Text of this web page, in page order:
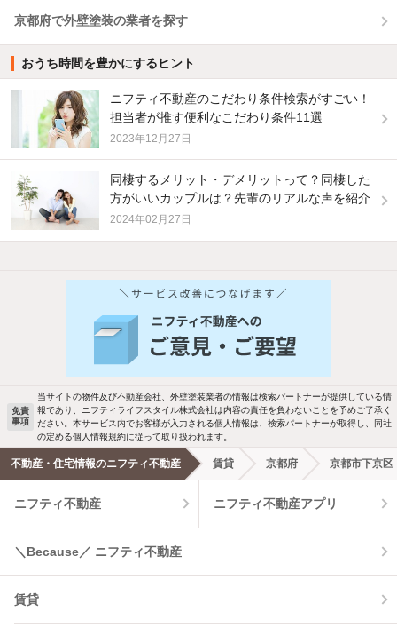
京都府で外壁塗装の業者を探す
おうち時間を豊かにするヒント
ニフティ不動産のこだわり条件検索がすごい！
担当者が推す便利なこだわり条件11選
2023年12月27日
同棲するメリット・デメリットって？同棲した
方がいいカップルは？先輩のリアルな声を紹介
2024年02月27日
他の人はこんな条件で絞り込んでいます！
バス・トイレ別 2階以上
駐車場あり ペット相談
洗濯機置場あり 独立洗面台
エアコンあり 都市ガス
温水洗浄便座 オートロック
コンロ2口以上
免責
事項
当サイトの物件及び不動産会社、外壁塗装業者の情報は検索パートナーが提供している情
報であり、ニフティライフスタイル株式会社は内容の責任を負わないことを予めご了承く
ださい。本サービス内でお客様が入力される個人情報は、検索パートナーが取得し、同社
の定める個人情報規約に従って取り扱われます。
不動産・住宅情報のニフティ不動産 賃貸 京都府 京都市下京区
ニフティ不動産 ニフティ不動産アプリ
＼Because／ ニフティ不動産
賃貸